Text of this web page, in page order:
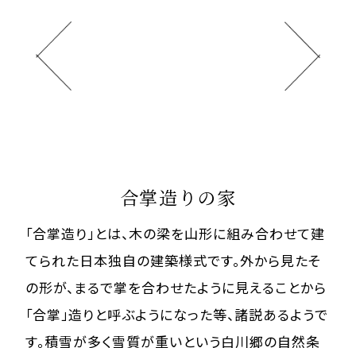
合掌造りの家
「合掌造り」とは、木の梁を山形に組み合わせて建
てられた日本独自の建築様式です。外から見たそ
の形が、 まるで掌を合わせたように見えることから
「合掌」造りと呼ぶようになった等、諸説あるようで
す。積雪が多く雪質が重いという白川郷の自然条